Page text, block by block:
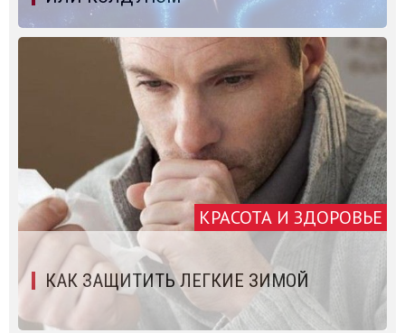
КРАСОТА И ЗДОРОВЬЕ
КАК ЗАЩИТИТЬ ЛЕГКИЕ ЗИМОЙ